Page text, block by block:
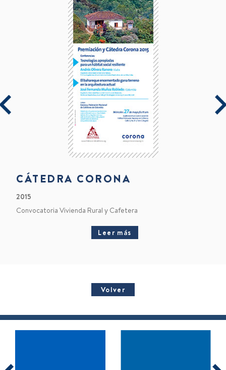
CÁTEDRA CORONA
2015
Convocatoria Vivienda Rural y Cafetera
Leer más
Volver